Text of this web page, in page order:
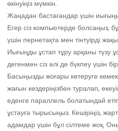
өкінуіңіз мүмкін.
Жаңадан бастағандар үшін
Егер сіз компьютерде болсаңыз,
үшін пернетақта мен тінтуірді
Иығыңды ұстап тұру арқаны түзу
дегенмен сіз әлі де бүкпеу үшін
Басыңызды жоғары көтеруге
жағын көздеріңізбен туралап,
еденге параллель болатындай
ұстауға тырысыңыз. Кешіріңіз,
адамдар үшін бұл сілтеме жоқ.